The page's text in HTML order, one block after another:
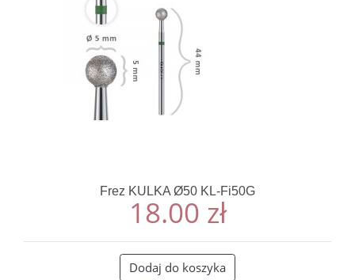
Frez KULKA Ø50 KL-Fi50G
18.00 zł
Dodaj do koszyka